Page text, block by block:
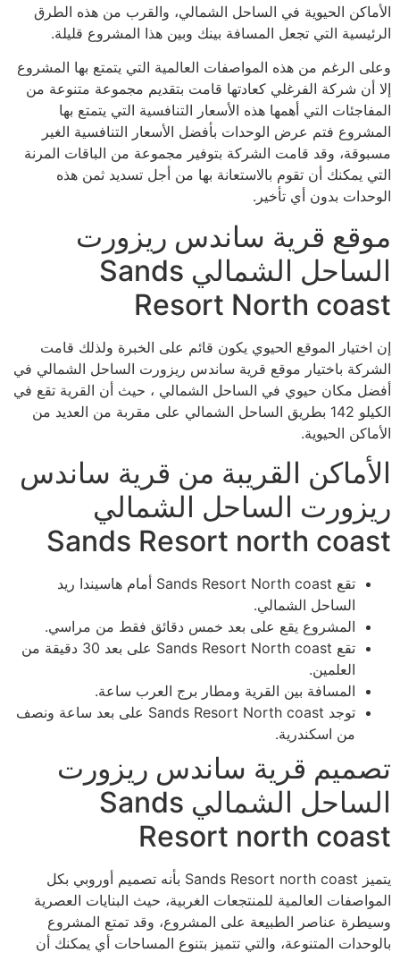
الأماكن الحيوية في الساحل الشمالي، والقرب من هذه الطرق
الرئيسية التي تجعل المسافة بينك وبين هذا المشروع قليلة.
وعلى الرغم من هذه المواصفات العالمية التي يتمتع بها المشروع
إلا أن شركة الفرغلي كعادتها قامت بتقديم مجموعة متنوعة من
المفاجئات التي أهمها هذه الأسعار التنافسية التي يتمتع بها
المشروع فتم عرض الوحدات بأفضل الأسعار التنافسية الغير
مسبوقة، وقد قامت الشركة بتوفير مجموعة من الباقات المرنة
التي يمكنك أن تقوم بالاستعانة بها من أجل تسديد ثمن هذه
الوحدات بدون أي تأخير.
موقع قرية ساندس ريزورت
الساحل الشمالي Sands
Resort North coast
إن اختيار الموقع الحيوي يكون قائم على الخبرة ولذلك قامت
الشركة باختيار موقع قرية ساندس ريزورت الساحل الشمالي في
أفضل مكان حيوي في الساحل الشمالي ، حيث أن القرية تقع في
الكيلو 142 بطريق الساحل الشمالي على مقربة من العديد من
الأماكن الحيوية.
الأماكن القريبة من قرية ساندس
ريزورت الساحل الشمالي
Sands Resort north coast
تقع Sands Resort North coast أمام هاسيندا ريد
الساحل الشمالي.
المشروع يقع على بعد خمس دقائق فقط من مراسي.
تقع Sands Resort North coast على بعد 30 دقيقة من
العلمين.
المسافة بين القرية ومطار برج العرب ساعة.
توجد Sands Resort North coast على بعد ساعة ونصف
من اسكندرية.
تصميم قرية ساندس ريزورت
الساحل الشمالي Sands
Resort north coast
يتميز Sands Resort north coast بأنه تصميم أوروبي بكل
المواصفات العالمية للمنتجعات الغربية، حيث البنايات العصرية
وسيطرة عناصر الطبيعة على المشروع، وقد تمتع المشروع
بالوحدات المتنوعة، والتي تتميز بتنوع المساحات أي يمكنك أن